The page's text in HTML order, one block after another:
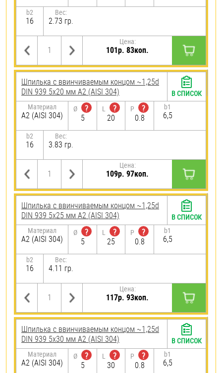
b2
16
Вес:
2.73 гр.
Цена:
101р. 83коп.
Шпилька c ввинчиваемым концом ~1,25d
DIN 939 5х20 мм А2 (AISI 304)
Материал
А2 (AISI 304)
Ø
?
5
L
?
20
P
?
0.8
b1
6,5
b2
16
Вес:
3.83 гр.
Цена:
109р. 97коп.
В СПИСОК
Шпилька c ввинчиваемым концом ~1,25d
DIN 939 5х25 мм А2 (AISI 304)
Материал
А2 (AISI 304)
Ø
?
5
L
?
25
P
?
0.8
b1
6,5
b2
16
Вес:
4.11 гр.
Цена:
117р. 93коп.
В СПИСОК
Шпилька c ввинчиваемым концом ~1,25d
DIN 939 5х30 мм А2 (AISI 304)
Материал
А2 (AISI 304)
Ø
?
5
L
?
30
P
?
0.8
b1
6,5
В СПИСОК